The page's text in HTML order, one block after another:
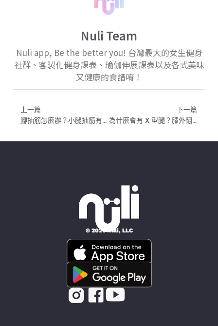
Nuli Team
Nuli app, Be the better you! 台灣最大的女生健身
社群、客製化健身課表、瑜伽伸展課表以及各式美味
又健康的食譜唷！
上一篇
腳抽筋怎麼辦？小腿抽筋有哪些原因？改善腳抽筋的方法
下一篇
為什麼會有 X 型腿？膝外翻自我檢測與 4 個改善 X 型腿運動，雙腿更筆直！
© 2026 Nüli, LLC